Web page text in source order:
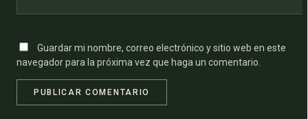
Guardar mi nombre, correo electrónico y sitio web en este
navegador para la próxima vez que haga un comentario.